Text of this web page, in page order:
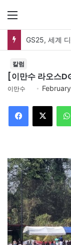
칼럼
[이만수 라오스
이만수